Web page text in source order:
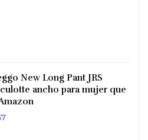
New Long Pant JRS
culotte ancho para mujer que
El